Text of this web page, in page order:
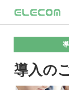
導入の